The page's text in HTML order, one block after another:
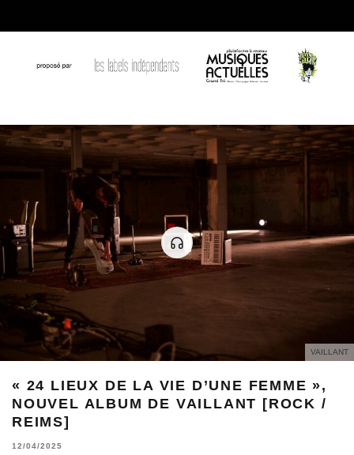
VAILLANT
« 24 LIEUX DE LA VIE D’UNE FEMME »,
NOUVEL ALBUM DE VAILLANT [ROCK /
REIMS]
12/04/2025